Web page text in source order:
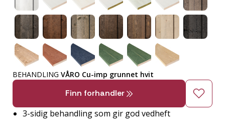
BEHANDLING VÅRO Cu-imp grunnet hvit
Finn forhandler
3-sidig behandling som gir god vedheft